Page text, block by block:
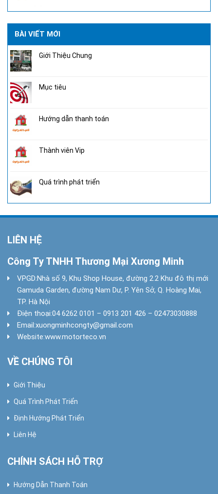
BÀI VIẾT MỚI
Giới Thiệu Chung
Mục tiêu
Hướng dẫn thanh toán
Thành viên Vip
Quá trình phát triển
LIÊN HỆ
Công Ty TNHH Thương Mại Xương Minh
VPGD:Nhà số 9, Khu Shop House, đường 2.2 Khu đô thị mới
Gamuda Garden, đường Nam Dư, P. Yên Sở, Q. Hoàng Mai,
TP. Hà Nội
Điện thoại:04 6262 0101 – 0913 201 426 – 02473030888
Email:xuongminhcongty@gmail.com
Website:www.motorteco.vn
VỀ CHÚNG TÔI
Giới Thiệu
Quá Trình Phát Triển
Định Hướng Phát Triển
Liên Hệ
CHÍNH SÁCH HỖ TRỢ
Hướng Dẫn Thanh Toán